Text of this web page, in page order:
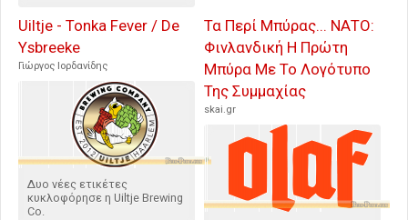
Uiltje - Tonka Fever / De
Ysbreeke
Γιώργος Ιορδανίδης
Δυο νέες ετικέτες
κυκλοφόρησε η Uiltje Brewing
Co.
Τα Περί Μπύρας... ΝΑΤΟ:
Φινλανδική Η Πρώτη
Μπύρα Με Το Λογότυπο
Της Συμμαχίας
skai.gr